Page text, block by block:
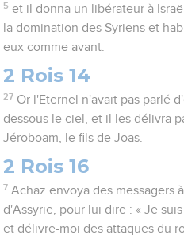
5 et il donna un libérateur à
la domination des Syriens et
eux comme avant.
2 Rois 14
27 Or l'Eternel n'avait pas parlé
dessous le ciel, et il les délivra
Jéroboam, le fils de Joas.
2 Rois 16
7 Achaz envoya des messagers
d'Assyrie, pour lui dire : « Je
et délivre-moi des attaques du